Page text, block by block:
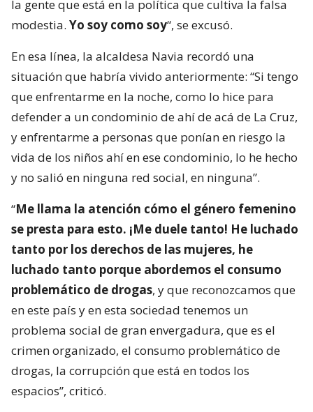
la gente que está en la política que cultiva la falsa
modestia. Yo soy como soy“, se excusó.
En esa línea, la alcaldesa Navia recordó una
situación que habría vivido anteriormente: “Si tengo
que enfrentarme en la noche, como lo hice para
defender a un condominio de ahí de acá de La Cruz,
y enfrentarme a personas que ponían en riesgo la
vida de los niños ahí en ese condominio, lo he hecho
y no salió en ninguna red social, en ninguna”.
“Me llama la atención cómo el género femenino
se presta para esto. ¡Me duele tanto! He luchado
tanto por los derechos de las mujeres, he
luchado tanto porque abordemos el consumo
problemático de drogas, y que reconozcamos que
en este país y en esta sociedad tenemos un
problema social de gran envergadura, que es el
crimen organizado, el consumo problemático de
drogas, la corrupción que está en todos los
espacios”, criticó.